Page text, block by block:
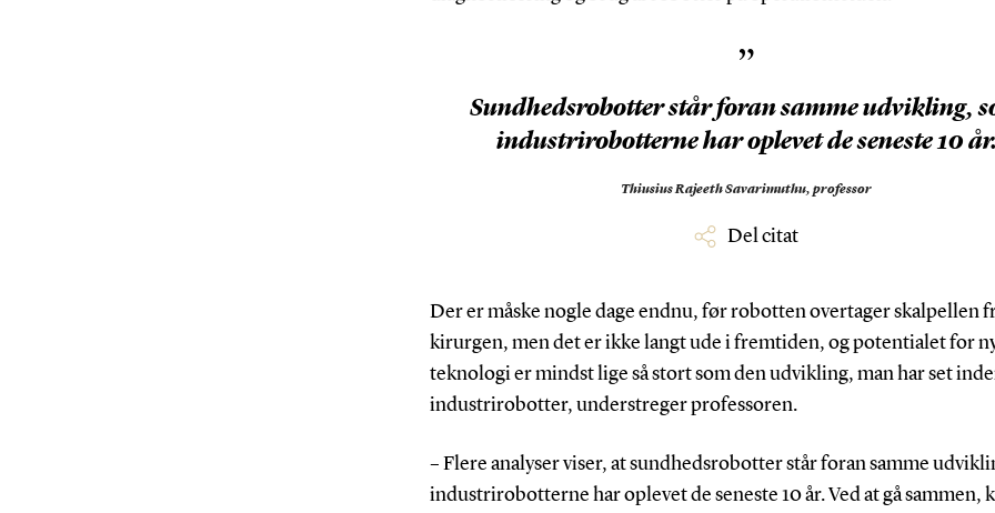
”
Sundhedsrobotter står foran samme udvikling,
industrirobotterne har oplevet de seneste 10 år.
Thiusius Rajeeth Savarimuthu, professor
Del citat
Der er måske nogle dage endnu, før robotten overtager skalpellen
kirurgen, men det er ikke langt ude i fremtiden, og potentialet for
teknologi er mindst lige så stort som den udvikling, man har set
industrirobotter, understreger professoren.
– Flere analyser viser, at sundhedsrobotter står foran samme
industrirobotterne har oplevet de seneste 10 år. Ved at gå sammen,